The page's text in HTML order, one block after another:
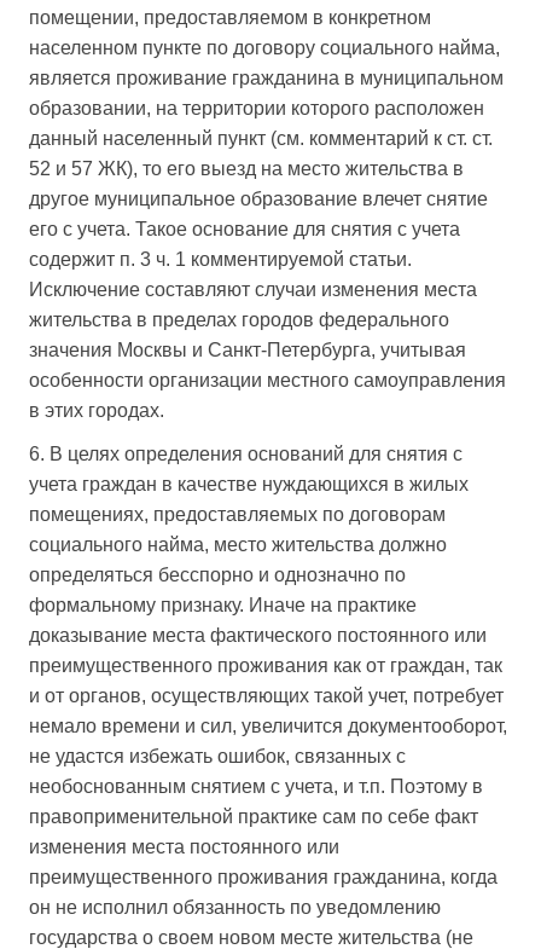
помещении, предоставляемом в конкретном
населенном пункте по договору социального найма,
является проживание гражданина в муниципальном
образовании, на территории которого расположен
данный населенный пункт (см. комментарий к ст. ст.
52 и 57 ЖК), то его выезд на место жительства в
другое муниципальное образование влечет снятие
его с учета. Такое основание для снятия с учета
содержит п. 3 ч. 1 комментируемой статьи.
Исключение составляют случаи изменения места
жительства в пределах городов федерального
значения Москвы и Санкт-Петербурга, учитывая
особенности организации местного самоуправления
в этих городах.
6. В целях определения оснований для снятия с
учета граждан в качестве нуждающихся в жилых
помещениях, предоставляемых по договорам
социального найма, место жительства должно
определяться бесспорно и однозначно по
формальному признаку. Иначе на практике
доказывание места фактического постоянного или
преимущественного проживания как от граждан, так
и от органов, осуществляющих такой учет, потребует
немало времени и сил, увеличится документооборот,
не удастся избежать ошибок, связанных с
необоснованным снятием с учета, и т.п. Поэтому в
правоприменительной практике сам по себе факт
изменения места постоянного или
преимущественного проживания гражданина, когда
он не исполнил обязанность по уведомлению
государства о своем новом месте жительства (не